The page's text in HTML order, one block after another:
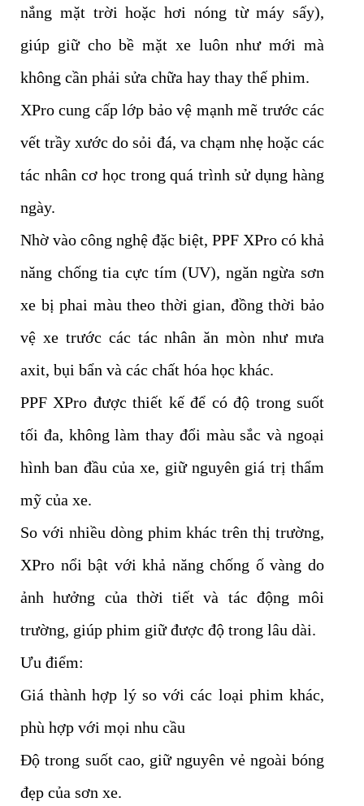
nắng mặt trời hoặc hơi nóng từ máy sấy),
giúp giữ cho bề mặt xe luôn như mới mà
không cần phải sửa chữa hay thay thế phim.
XPro cung cấp lớp bảo vệ mạnh mẽ trước các
vết trầy xước do sỏi đá, va chạm nhẹ hoặc các
tác nhân cơ học trong quá trình sử dụng hàng
ngày.
Nhờ vào công nghệ đặc biệt, PPF XPro có khả
năng chống tia cực tím (UV), ngăn ngừa sơn
xe bị phai màu theo thời gian, đồng thời bảo
vệ xe trước các tác nhân ăn mòn như mưa
axit, bụi bẩn và các chất hóa học khác.
PPF XPro được thiết kế để có độ trong suốt
tối đa, không làm thay đổi màu sắc và ngoại
hình ban đầu của xe, giữ nguyên giá trị thẩm
mỹ của xe.
So với nhiều dòng phim khác trên thị trường,
XPro nổi bật với khả năng chống ố vàng do
ảnh hưởng của thời tiết và tác động môi
trường, giúp phim giữ được độ trong lâu dài.
Ưu điểm:
Giá thành hợp lý so với các loại phim khác,
phù hợp với mọi nhu cầu
Độ trong suốt cao, giữ nguyên vẻ ngoài bóng
đẹp của sơn xe.